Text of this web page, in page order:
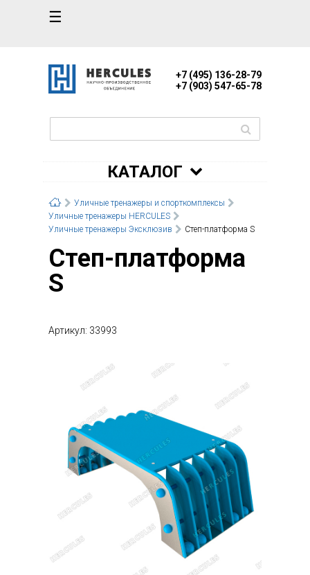
☰
+7 (495) 136-28-79
+7 (903) 547-65-78
КАТАЛОГ
Уличные тренажеры и спорткомплексы
Уличные тренажеры HERCULES
Уличные тренажеры Эксклюзив
Степ-платформа S
Степ-платформа
S
Артикул: 33993